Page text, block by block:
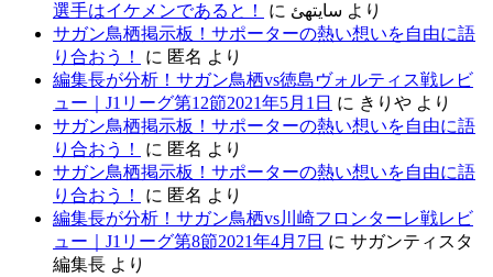
選手はイケメンであると！
に سایتهئ より
サガン鳥栖掲示板！サポーターの熱い想いを自由に語
り合おう！
に 匿名 より
編集長が分析！サガン鳥栖vs徳島ヴォルティス戦レビ
ュー｜J1リーグ第12節2021年5月1日 に きりや より
サガン鳥栖掲示板！サポーターの熱い想いを自由に語
り合おう！
に 匿名 より
サガン鳥栖掲示板！サポーターの熱い想いを自由に語
り合おう！
に 匿名 より
編集長が分析！サガン鳥栖vs川崎フロンターレ戦レビ
ュー｜J1リーグ第8節2021年4月7日 に サガンティスタ
編集長 より